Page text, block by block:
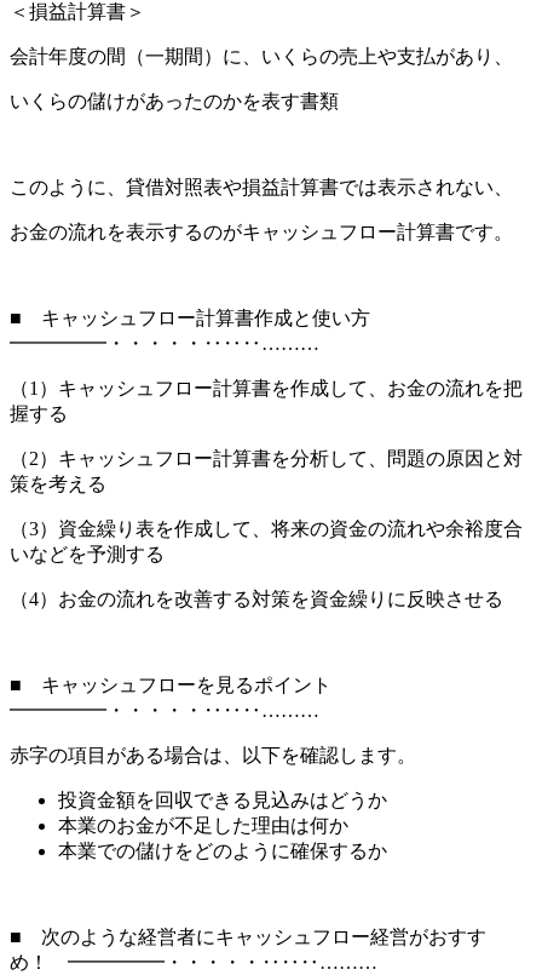
＜損益計算書＞
会計年度の間（一期間）に、いくらの売上や支払があり、
いくらの儲けがあったのかを表す書類
このように、貸借対照表や損益計算書では表示されない、
お金の流れを表示するのがキャッシュフロー計算書です。
■ キャッシュフロー計算書作成と使い方
━━━━━・・・・・‥‥‥………
（1）キャッシュフロー計算書を作成して、お金の流れを把
握する
（2）キャッシュフロー計算書を分析して、問題の原因と対
策を考える
（3）資金繰り表を作成して、将来の資金の流れや余裕度合
いなどを予測する
（4）お金の流れを改善する対策を資金繰りに反映させる
■ キャッシュフローを見るポイント
━━━━━・・・・・‥‥‥………
赤字の項目がある場合は、以下を確認します。
投資金額を回収できる見込みはどうか
本業のお金が不足した理由は何か
本業での儲けをどのように確保するか
■ 次のような経営者にキャッシュフロー経営がおすす
め！ ━━━━━・・・・・‥‥‥………